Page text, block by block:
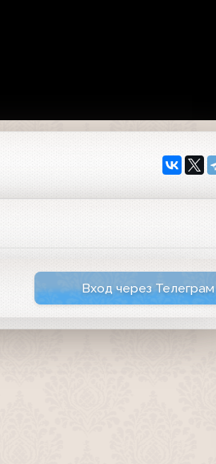
Вход через Телеграм